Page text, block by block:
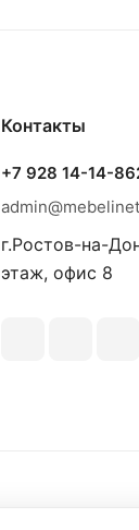
Контакты
+7 928 14-14-
г.Ростов-на-
этаж, офис 8